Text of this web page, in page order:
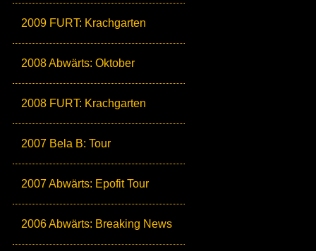
2009 FURT: Krachgarten
2008 Abwärts: Oktober
2008 FURT: Krachgarten
2007 Bela B: Tour
2007 Abwärts: Epofit Tour
2006 Abwärts: Breaking News